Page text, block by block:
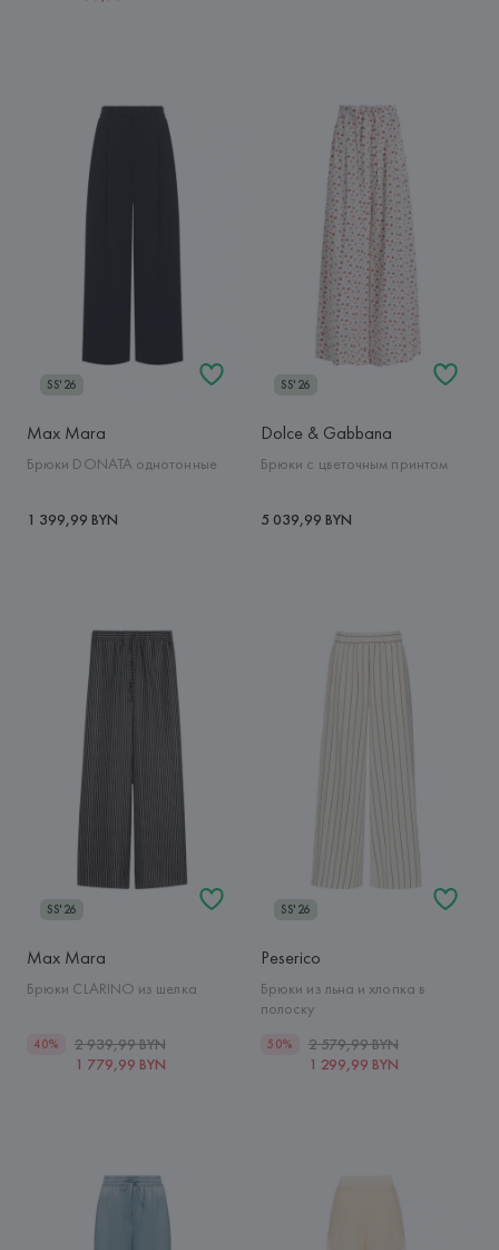
SS'26
Max Mara
Брюки DONATA однотонные
1 399,99 BYN
SS'26
Dolce & Gabbana
Брюки с цветочным принтом
5 039,99 BYN
SS'26
Max Mara
Брюки CLARINO из шелка
40%
2 939,99 BYN
1 779,99 BYN
SS'26
Peserico
Брюки из льна и хлопка в
полоску
50%
2 579,99 BYN
1 299,99 BYN